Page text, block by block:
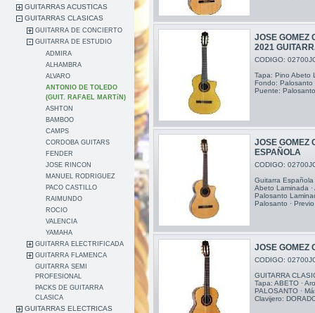
GUITARRAS ACUSTICAS
GUITARRAS CLASICAS
GUITARRA DE CONCIERTO
GUITARRA DE ESTUDIO
ADMIRA
ALHAMBRA
ALVARO
ANTONIO DE TOLEDO
(GUIT. RAFAEL MARTíN)
ASHTON
BAMBOO
CAMPS
CORDOBA GUITARS
FENDER
JOSE RINCON
MANUEL RODRIGUEZ
PACO CASTILLO
RAIMUNDO
ROCIO
VALENCIA
YAMAHA
GUITARRA ELECTRIFICADA
GUITARRA FLAMENCA
GUITARRA SEMI
PROFESIONAL
PACKS DE GUITARRA
CLASICA
GUITARRAS ELECTRICAS
JOSE GOMEZ
2021
CODIGO:
Tapa: Pino Abeto
Fondo: Palosanto
Puente:
JOSE GOMEZ
ESPAÑOLA
CODIGO:
Guitarra Española
Abeto Laminada
Palosanto
Palosanto ·
JOSE GOMEZ
CODIGO:
GUITARRA
Tapa: ABETO ·
PALOSANTO ·
Clavijero: